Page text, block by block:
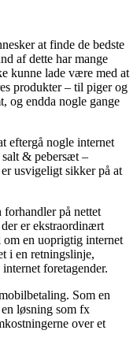
at finde de bedste
af dette har mange
kunne lade være med at
produkter – til piger og
og endda nogle gange
eftergå nogle internet
salt & pebersæt –
usvigeligt sikker på at
på nettet
er ekstraordinært
en uoprigtig internet
i en retningslinje,
foretagender.
Som en
løsning som fx
over et